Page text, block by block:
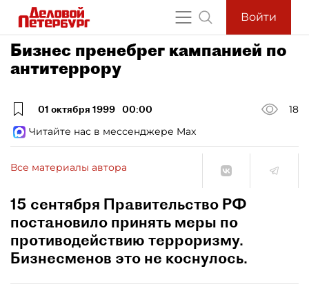
Войти
Бизнес пренебрег кампанией по
антитеррору
01 октября 1999 00:00
18
Читайте нас в мессенджере Max
Все материалы автора
15 сентября Правительство РФ
постановило принять меры по
противодействию терроризму.
Бизнесменов это не коснулось.